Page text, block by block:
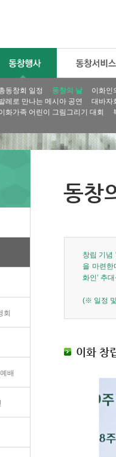
동창회 일정 동창의 날
이화인
레로 만나는 메시아 공연
대바자
화가족 어린이 그림그리기 대회
회
배
창립 기념
을 마련한
화인’ 추
(※ 일정
이화 창
동창